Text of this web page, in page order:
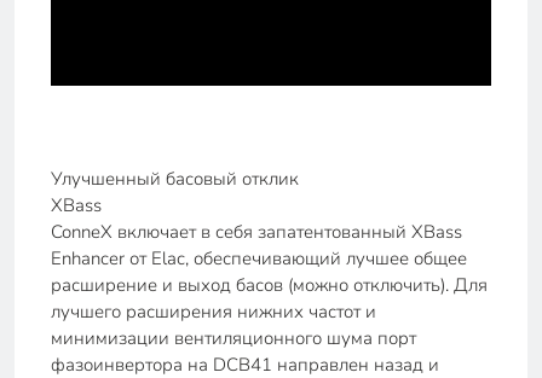
Улучшенный басовый отклик
XBass
ConneX включает в себя запатентованный XBass
Enhancer от Elac, обеспечивающий лучшее общее
расширение и выход басов (можно отключить). Для
лучшего расширения нижних частот и
минимизации вентиляционного шума порт
фазоинвертора на DCB41 направлен назад и